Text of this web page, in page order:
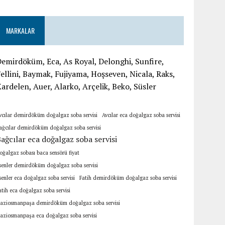
MARKALAR
Eca, As Royal, Delonghi, Sunfire,
Baymak, Fujiyama, Hoşseven, Nicala, Raks,
Auer, Alarko, Arçelik, Beko, Süsler
demirdöküm doğalgaz soba servisi
Avcılar eca doğalgaz soba servisi
demirdöküm doğalgaz soba servisi
eca doğalgaz soba servisi
sobası baca sensörü fiyat
demirdöküm doğalgaz soba servisi
eca doğalgaz soba servisi
Fatih demirdöküm doğalgaz soba servisi
eca doğalgaz soba servisi
demirdöküm doğalgaz soba servisi
eca doğalgaz soba servisi